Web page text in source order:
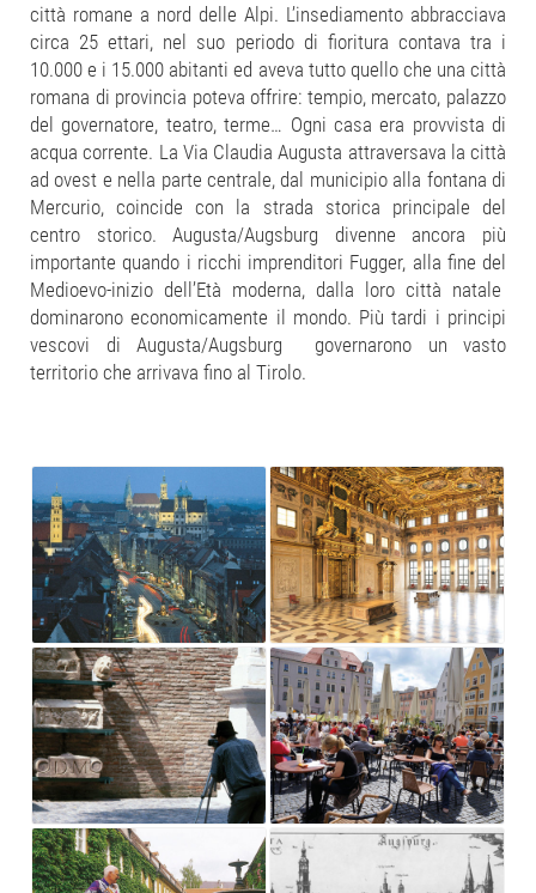
città romane a nord delle Alpi. L’insediamento abbracciava
circa 25 ettari, nel suo periodo di fioritura contava tra i
10.000 e i 15.000 abitanti ed aveva tutto quello che una città
romana di provincia poteva offrire: tempio, mercato, palazzo
del governatore, teatro, terme… Ogni casa era provvista di
acqua corrente. La Via Claudia Augusta attraversava la città
ad ovest e nella parte centrale, dal municipio alla fontana di
Mercurio, coincide con la strada storica principale del
centro storico. Augusta/Augsburg divenne ancora più
importante quando i ricchi imprenditori Fugger, alla fine del
Medioevo-inizio dell’Età moderna, dalla loro città natale
dominarono economicamente il mondo. Più tardi i principi
vescovi di Augusta/Augsburg governarono un vasto
territorio che arrivava fino al Tirolo.